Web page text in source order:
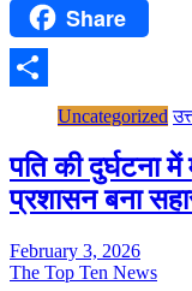
PinterestShare
Uncategorized
पति की दुर्घटना
प्रशासन बना
February 3, 2026
The Top Ten News